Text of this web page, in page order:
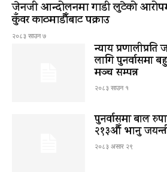
जेनजी आन्दोलनमा गाडी लुटेको
कुँवर काठमाडौँबाट पक्राउ
२०८३ साउन ७
न्याय प्रणालीप्रति
लागि पुनर्वासमा
मञ्च सम्पन्न
२०८३ साउन १
पुनर्वासमा बाल
२१३औँ भानु
२०८३ असार २९